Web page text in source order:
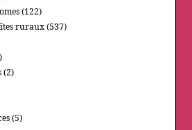
(122)
ruraux (537)
(2)
(5)